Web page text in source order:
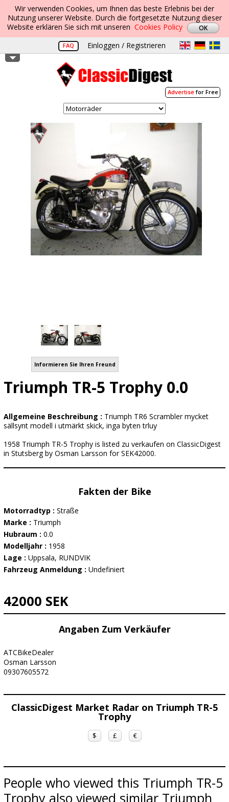
Wir verwenden Cookies, um Ihnen das beste Erlebnis bei der
Nutzung unserer Website. Durch die fortgesetzte Nutzung dieser
Website erklären Sie sich mit unseren Cookies Policy
FAQ Einloggen / Registrieren
Advertisefor Free
Informieren Sie Ihren Freund
Triumph TR-5 Trophy 0.0
Allgemeine Beschreibung : Triumph TR6 Scrambler mycket
sällsynt modell i utmärkt skick, inga byten trluy
1958 Triumph TR-5 Trophy is listed zu verkaufen on ClassicDigest
in Stutsberg by Osman Larsson for SEK42000.
Fakten der Bike
Motorradtyp : Straße
Marke : Triumph
Hubraum : 0.0
Modelljahr : 1958
Lage : Uppsala, RUNDVIK
Fahrzeug Anmeldung : Undefiniert
42000 SEK
Angaben Zum Verkäufer
ATCBikeDealer
Osman Larsson
09307605572
ClassicDigest Market Radar on Triumph TR-5
Trophy
$ £ €
People who viewed this Triumph TR-5
Trophy also viewed similar Triumph